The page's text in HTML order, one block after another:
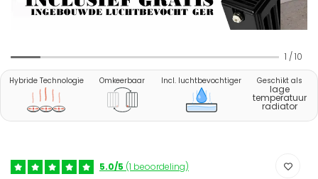
1 / 10
Hybride Technologie Omkeerbaar Incl. luchtbevochtiger Geschikt als
lage
temperatuur
radiator
5.0/5 (1 beoordeling)